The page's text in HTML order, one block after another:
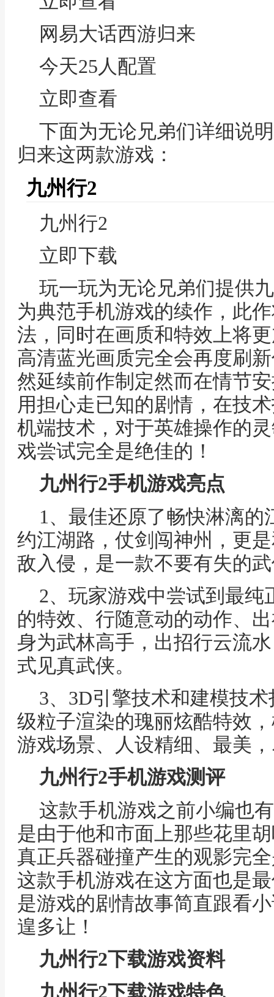
网易大话西游归来
今天25人配置
立即查看
下面为无论兄弟们详细说
归来这两款游戏：
九州行2
九州行2
立即下载
玩一玩为无论兄弟们提供
为典范手机游戏的续作，此
法，同时在画质和特效上将
高清蓝光画质完全会再度刷
然延续前作制定然而在情节
用担心走已知的剧情，在技
机端技术，对于英雄操作的
戏尝试完全是绝佳的！
九州行2手机游戏亮点
1、最佳还原了畅快淋漓
约江湖路，仗剑闯神州，更
敌入侵，是一款不要有失的
2、玩家游戏中尝试到最
的特效、行随意动的动作、
身为武林高手，出招行云流
式见真武侠。
3、3D引擎技术和建模技
级粒子渲染的瑰丽炫酷特效
游戏场景、人设精细、最美
九州行2手机游戏测评
这款手机游戏之前小编也
是由于他和市面上那些花里
真正兵器碰撞产生的观影完
这款手机游戏在这方面也是
是游戏的剧情故事简直跟看
遑多让！
九州行2下载游戏资料
九州行2下载游戏特色